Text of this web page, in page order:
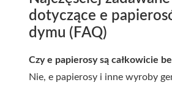
dotyczące e
dymu (FAQ)
Czy e papierosy są całkowicie
Nie, e papierosy i inne wyroby